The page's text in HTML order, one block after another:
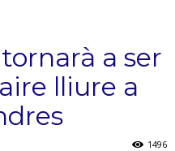
a ser
lliure a
1496